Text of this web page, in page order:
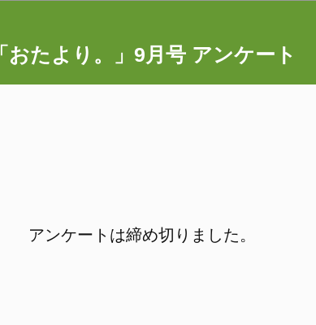
「おたより。」9月号 アンケート
アンケートは締め切りました。